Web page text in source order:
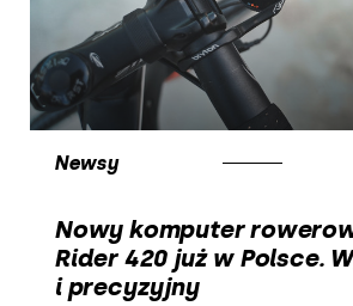
Newsy
Nowy komputer
Rider 420 już w Polsce.
i precyzyjny